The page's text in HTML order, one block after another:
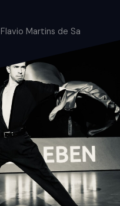
Flavio Martins de Sa